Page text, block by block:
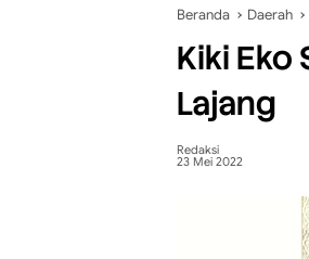
Beranda Daerah
Kiki Eko
Lajang
Redaksi
23 Mei 2022